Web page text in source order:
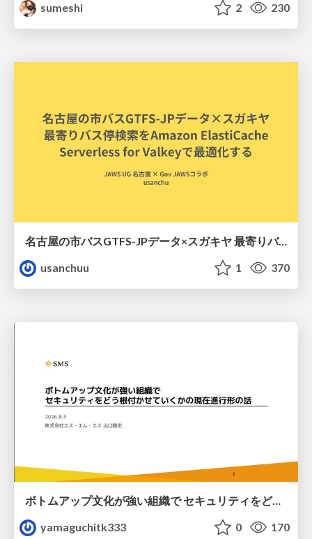
sumeshi
2 230
名古屋の市バスGTFS-JPデータ×スガキヤ 最寄りバス停検索をAmazon ElastiCache Serverless for Valkeyで最適化する
usanchuu
1 370
ボトムアップ文化が強い組織で セキュリティをどう根付かせていくかの現在進行形の話 / Making Security Stick in a Bottom-Up Organization
yamaguchitk333
0 170